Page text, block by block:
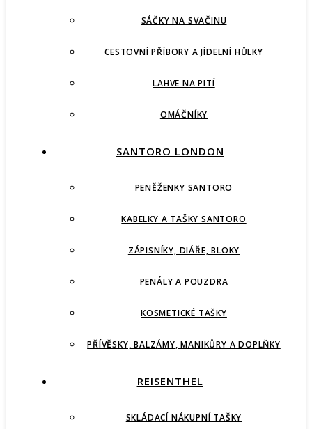
SÁČKY NA SVAČINU
CESTOVNÍ PŘÍBORY A JÍDELNÍ HŮLKY
LAHVE NA PITÍ
OMÁČNÍKY
SANTORO LONDON
PENĚŽENKY SANTORO
KABELKY A TAŠKY SANTORO
ZÁPISNÍKY, DIÁŘE, BLOKY
PENÁLY A POUZDRA
KOSMETICKÉ TAŠKY
PŘÍVĚSKY, BALZÁMY, MANIKŮRY A DOPLŇKY
REISENTHEL
SKLÁDACÍ NÁKUPNÍ TAŠKY